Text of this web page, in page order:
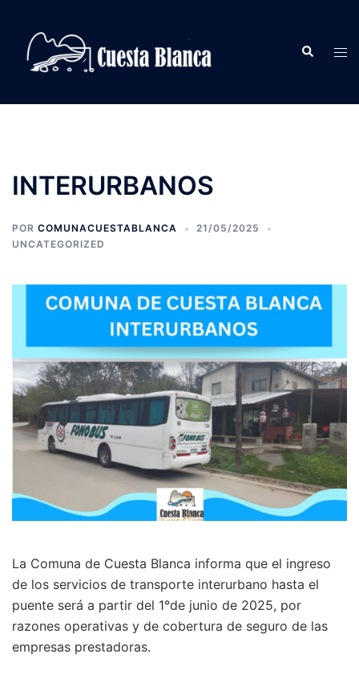
contenido
Buscar
INTERURBANOS
POR COMUNACUESTABLANCA
21/05/2025
UNCATEGORIZED
La Comuna de Cuesta Blanca informa que el ingreso
de los servicios de transporte interurbano hasta el
puente será a partir del 1°de junio de 2025, por
razones operativas y de cobertura de seguro de las
empresas prestadoras.